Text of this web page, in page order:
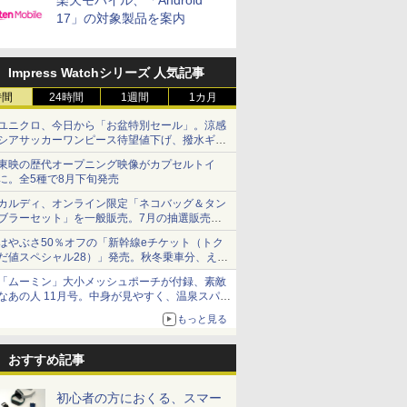
17」の対象製品を案内
Impress Watchシリーズ 人気記事
24時間 1週間 1カ月
ニクロ、今日から「お盆特別セール」。涼感
アサッカーワンピース待望値下げ、撥水ギア
ョーツは1990円に
映の歴代オープニング映像がカプセルトイ
。全5種で8月下旬発売
ルディ、オンライン限定「ネコバッグ＆タン
ラーセット」を一般販売。7月の抽選販売の
選無効分
やぶさ50％オフの「新幹線eチケット（トク
値スペシャル28）」発売。秋冬乗車分、えき
っと限定
ムーミン」大小メッシュポーチが付録、素敵
あの人 11月号。中身が見やすく、温泉スパに
もっと見る
おすすめ記事
初心者の方におくる、スマー